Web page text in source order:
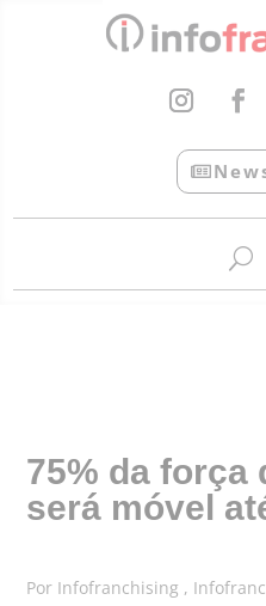
75% da força
será móvel
Por Infofranchising ,